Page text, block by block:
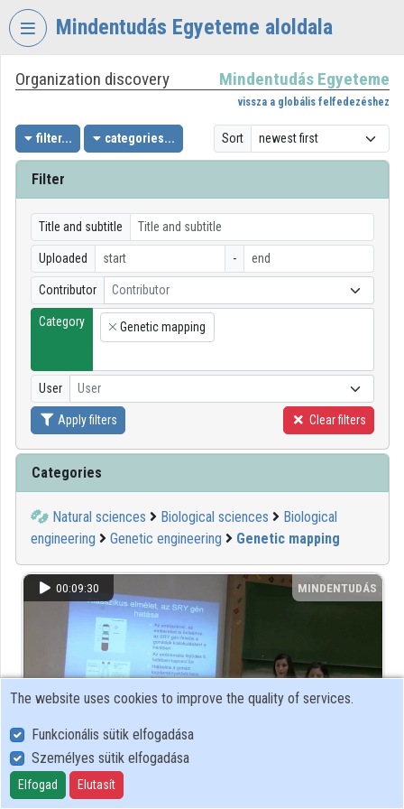
Skip header
Mindentudás Egyeteme aloldala
VIDEOTORIUM
MINDENTUDÁS
EGYETEME
Organization home
Log In
Organization discovery
Categories
Organization playlists
Organizations
Contributors
Organization discovery Mindentudás Egyeteme
vissza a globális felfedezéshez
filter... categories... Sort
Filter
Title and subtitle
Uploaded -
Contributor Contributor
Category
×
Genetic mapping
User User
Apply filters Clear filters
Categories
Natural sciences Biological sciences
Biological
engineering
Genetic engineering Genetic mapping
00:09:30 MINDENTUDÁS
Különbözünk, de miért?
The website uses cookies to improve the quality of services.
Funkcionális sütik elfogadása
Személyes sütik elfogadása
Elfogad Elutasít